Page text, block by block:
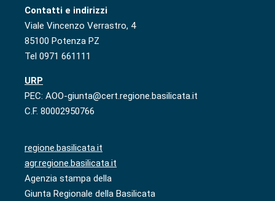
Contatti e indirizzi
Viale Vincenzo Verrastro, 4
85100 Potenza PZ
Tel 0971 661111
URP
PEC: AOO-giunta@cert.regione.basilicata.it
C.F. 80002950766
regione.basilicata.it
agr.regione.basilicata.it
Agenzia stampa della
Giunta Regionale della Basilicata